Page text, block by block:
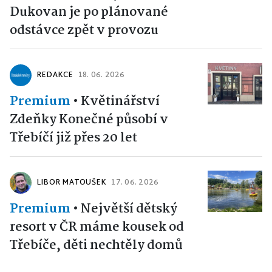
Dukovan je po plánované
odstávce zpět v provozu
REDAKCE 18. 06. 2026
Premium • Květinářství
Zdeňky Konečné působí v
Třebíčí již přes 20 let
LIBOR MATOUŠEK 17. 06. 2026
Premium • Největší dětský
resort v ČR máme kousek od
Třebíče, děti nechtěly domů